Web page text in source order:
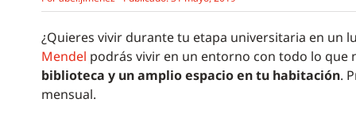
¿Quieres vivir durante tu etapa universitaria en un
Mendel podrás vivir en un entorno con todo lo que
biblioteca y un amplio espacio en tu habitación.
mensual.